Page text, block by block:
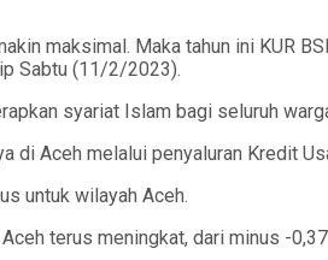
maksimal. Maka tahun ini KUR
Sabtu (11/2/2023).
syariat Islam bagi seluruh
di Aceh melalui penyaluran Kredit
untuk wilayah Aceh.
terus meningkat, dari minus -